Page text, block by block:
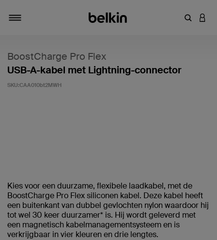
BoostCharge Pro Flex
USB-A-kabel met Lightning-connector
SKU:CAA010bt2MWH
Kies voor een duurzame, flexibele laadkabel, met de
BoostCharge Pro Flex siliconen kabel. Deze kabel heeft
een buitenkant van dubbel gevlochten nylon waardoor hij
tot wel 30 keer duurzamer* is. Hij wordt geleverd met
een magnetisch kabelmanagementsysteem en is
verkrijgbaar in vier kleuren en drie lengtes.